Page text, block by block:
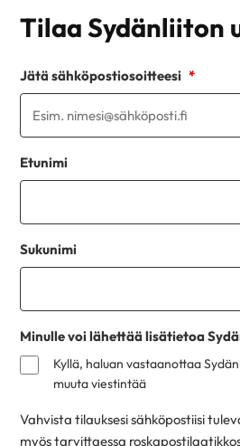
Tilaa Sydänliiton
Jätä sähköpostiosoitteesi *
Etunimi
Sukunimi
Minulle voi lähettää lisätietoa
Kyllä, haluan vastaanottaa
muuta viestintää
Vahvista tilauksesi sähköpostiisi
myös tarvittaessa